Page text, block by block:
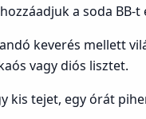
a soda BB-t
keverés mellett
vagy diós lisztet.
kis tejet, egy órát